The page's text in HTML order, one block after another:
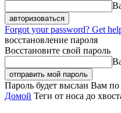
Forgot your password? Get
восстановление пароля
Восстановите свой пароль
Пароль будет выслан Вам по
Домой Теги от носа до